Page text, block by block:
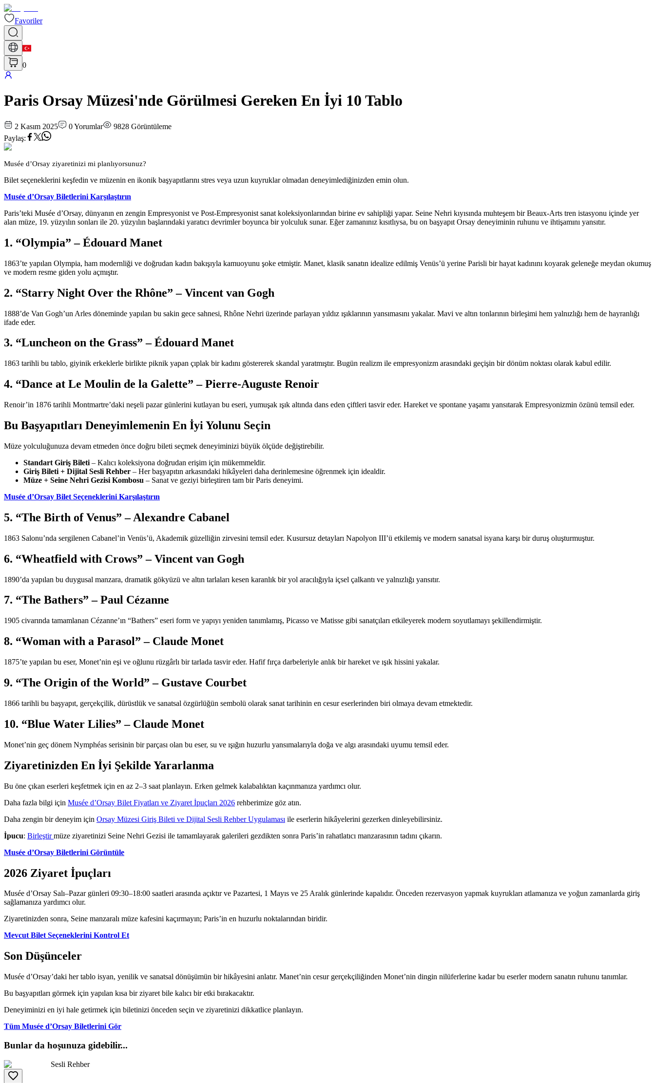
Favoriler
0
Paris Orsay Müzesi'nde Görülmesi Gereken En İyi 10 Tablo
2 Kasım 2025 0Yorumlar 9828 Görüntüleme
Paylaş:
Musée d’Orsay ziyaretinizi mi planlıyorsunuz?
Bilet seçeneklerini keşfedin ve müzenin en ikonik başyapıtlarını stres veya uzun kuyruklar olmadan deneyimlediğinizden emin olun.
Musée d’Orsay Biletlerini Karşılaştırın
Paris’teki Musée d’Orsay, dünyanın en zengin Empresyonist ve Post-Empresyonist sanat koleksiyonlarından birine ev sahipliği yapar. Seine Nehri kıyısında muhteşem bir Beaux-Arts tren istasyonu içinde yer
alan müze, 19. yüzyılın sonları ile 20. yüzyılın başlarındaki yaratıcı devrimler boyunca bir yolculuk sunar. Eğer zamanınız kısıtlıysa, bu on başyapıt Orsay deneyiminin ruhunu ve ihtişamını yansıtır.
1. “Olympia” – Édouard Manet
1863’te yapılan Olympia, ham modernliği ve doğrudan kadın bakışıyla kamuoyunu şoke etmiştir. Manet, klasik sanatın idealize edilmiş Venüs’ü yerine Parisli bir hayat kadınını koyarak geleneğe meydan okumuş
ve modern resme giden yolu açmıştır.
2. “Starry Night Over the Rhône” – Vincent van Gogh
1888’de Van Gogh’un Arles döneminde yapılan bu sakin gece sahnesi, Rhône Nehri üzerinde parlayan yıldız ışıklarının yansımasını yakalar. Mavi ve altın tonlarının birleşimi hem yalnızlığı hem de hayranlığı
ifade eder.
3. “Luncheon on the Grass” – Édouard Manet
1863 tarihli bu tablo, giyinik erkeklerle birlikte piknik yapan çıplak bir kadını göstererek skandal yaratmıştır. Bugün realizm ile empresyonizm arasındaki geçişin bir dönüm noktası olarak kabul edilir.
4. “Dance at Le Moulin de la Galette” – Pierre-Auguste Renoir
Renoir’in 1876 tarihli Montmartre’daki neşeli pazar günlerini kutlayan bu eseri, yumuşak ışık altında dans eden çiftleri tasvir eder. Hareket ve spontane yaşamı yansıtarak Empresyonizmin özünü temsil eder.
Bu Başyapıtları Deneyimlemenin En İyi Yolunu Seçin
Müze yolculuğunuza devam etmeden önce doğru bileti seçmek deneyiminizi büyük ölçüde değiştirebilir.
Standart Giriş Bileti – Kalıcı koleksiyona doğrudan erişim için mükemmeldir.
Giriş Bileti + Dijital Sesli Rehber – Her başyapıtın arkasındaki hikâyeleri daha derinlemesine öğrenmek için idealdir.
Müze + Seine Nehri Gezisi Kombosu – Sanat ve geziyi birleştiren tam bir Paris deneyimi.
Musée d’Orsay Bilet Seçeneklerini Karşılaştırın
5. “The Birth of Venus” – Alexandre Cabanel
1863 Salonu’nda sergilenen Cabanel’in Venüs’ü, Akademik güzelliğin zirvesini temsil eder. Kusursuz detayları Napolyon III’ü etkilemiş ve modern sanatsal isyana karşı bir duruş oluşturmuştur.
6. “Wheatfield with Crows” – Vincent van Gogh
1890’da yapılan bu duygusal manzara, dramatik gökyüzü ve altın tarlaları kesen karanlık bir yol aracılığıyla içsel çalkantı ve yalnızlığı yansıtır.
7. “The Bathers” – Paul Cézanne
1905 civarında tamamlanan Cézanne’ın “Bathers” eseri form ve yapıyı yeniden tanımlamış, Picasso ve Matisse gibi sanatçıları etkileyerek modern soyutlamayı şekillendirmiştir.
8. “Woman with a Parasol” – Claude Monet
1875’te yapılan bu eser, Monet’nin eşi ve oğlunu rüzgârlı bir tarlada tasvir eder. Hafif fırça darbeleriyle anlık bir hareket ve ışık hissini yakalar.
9. “The Origin of the World” – Gustave Courbet
1866 tarihli bu başyapıt, gerçekçilik, dürüstlük ve sanatsal özgürlüğün sembolü olarak sanat tarihinin en cesur eserlerinden biri olmaya devam etmektedir.
10. “Blue Water Lilies” – Claude Monet
Monet’nin geç dönem Nymphéas serisinin bir parçası olan bu eser, su ve ışığın huzurlu yansımalarıyla doğa ve algı arasındaki uyumu temsil eder.
Ziyaretinizden En İyi Şekilde Yararlanma
Bu öne çıkan eserleri keşfetmek için en az 2–3 saat planlayın. Erken gelmek kalabalıktan kaçınmanıza yardımcı olur.
Daha fazla bilgi için Musée d’Orsay Bilet Fiyatları ve Ziyaret İpuçları 2026 rehberimize göz atın.
Daha zengin bir deneyim için Orsay Müzesi Giriş Bileti ve Dijital Sesli Rehber Uygulaması ile eserlerin hikâyelerini gezerken dinleyebilirsiniz.
İpucu: Birleştirmüze ziyaretinizi Seine Nehri Gezisi ile tamamlayarak galerileri gezdikten sonra Paris’in rahatlatıcı manzarasının tadını çıkarın.
Musée d’Orsay Biletlerini Görüntüle
2026 Ziyaret İpuçları
Musée d’Orsay Salı–Pazar günleri 09:30–18:00 saatleri arasında açıktır ve Pazartesi, 1 Mayıs ve 25 Aralık günlerinde kapalıdır. Önceden rezervasyon yapmak kuyrukları atlamanıza ve yoğun zamanlarda giriş
sağlamanıza yardımcı olur.
Ziyaretinizden sonra, Seine manzaralı müze kafesini kaçırmayın; Paris’in en huzurlu noktalarından biridir.
Mevcut Bilet Seçeneklerini Kontrol Et
Son Düşünceler
Musée d’Orsay’daki her tablo isyan, yenilik ve sanatsal dönüşümün bir hikâyesini anlatır. Manet’nin cesur gerçekçiliğinden Monet’nin dingin nilüferlerine kadar bu eserler modern sanatın ruhunu tanımlar.
Bu başyapıtları görmek için yapılan kısa bir ziyaret bile kalıcı bir etki bırakacaktır.
Deneyiminizi en iyi hale getirmek için biletinizi önceden seçin ve ziyaretinizi dikkatlice planlayın.
Tüm Musée d’Orsay Biletlerini Gör
Bunlar da hoşunuza gidebilir...
Sesli Rehber